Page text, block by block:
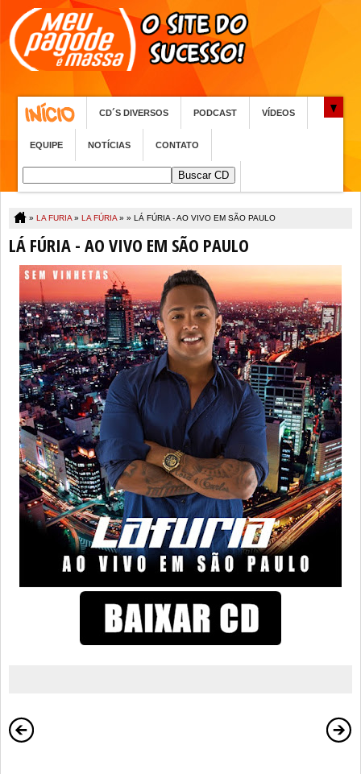
CD´S DIVERSOS PODCAST VÍDEOS
EQUIPE NOTÍCIAS CONTATO
» LA FURIA » LA FÚRIA » » LÁ FÚRIA - AO VIVO EM SÃO PAULO
LÁ FÚRIA - AO VIVO EM SÃO PAULO